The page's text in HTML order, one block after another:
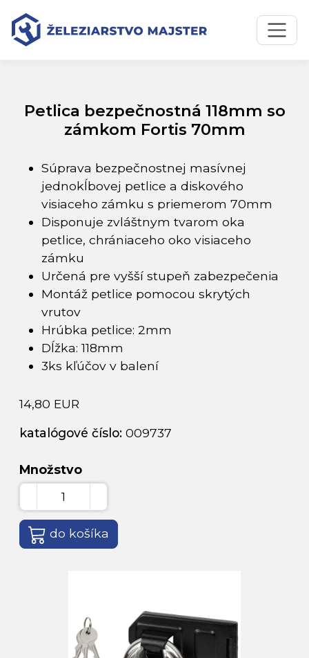
Preskočiť na obsah
Preskočiť na hlavné menu
Úvodná stránka
Petlica bezpečnostná 118mm so zámkom Fortis 70mm
Petlica bezpečnostná 118mm so
zámkom Fortis 70mm
Súprava bezpečnostnej masívnej
jednokĺbovej petlice a diskového
visiaceho zámku s priemerom 70mm
Disponuje zvláštnym tvarom oka
petlice, chrániaceho oko visiaceho
zámku
Určená pre vyšší stupeň zabezpečenia
Montáž petlice pomocou skrytých
vrutov
Hrúbka petlice: 2mm
Dĺžka: 118mm
3ks kľúčov v balení
14,80 EUR
katalógové číslo: 009737
Množstvo
do košíka